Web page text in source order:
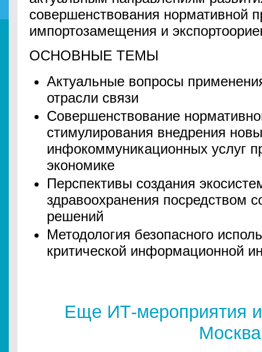
совершенствования нормативной
импортозамещения и
ОСНОВНЫЕ ТЕМЫ
Актуальные вопросы
отрасли связи
Совершенствование
стимулирования внедрения
инфокоммуникационных услуг
экономике
Перспективы создания
здравоохранения посредством
решений
Методология безопасного
критической информационной
Еще ИТ-мероприятия
Москва